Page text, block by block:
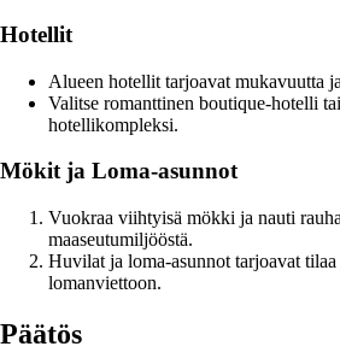
Hotellit
Alueen hotellit tarjoavat mukavuutta
Valitse romanttinen boutique-hotelli
hotellikompleksi.
Mökit ja Loma-asunnot
Vuokraa viihtyisä mökki ja nauti
maaseutumiljööstä.
Huvilat ja loma-asunnot tarjoavat
lomanviettoon.
Päätös